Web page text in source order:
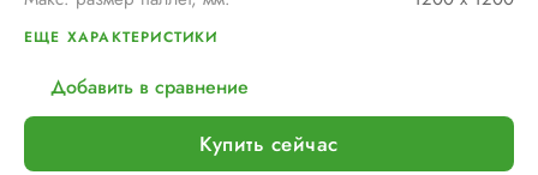
Тип каретки:
Макс. вес рулона с пленкой, кг:
Шир. рулона с пленкой, мм:
500
Макс. грузоподъемность, кг:
∞
ЕЩЕ ХАРАКТЕРИСТИКИ
Добавить в сравнение
Купить сейчас